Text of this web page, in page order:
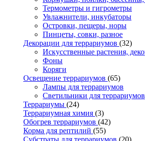
Термометры и гигрометры
Увлажнители, инкубаторы
Островки, пещеры, норы
Пинцеты, совки, разное
Декорации для террариумов (32)
Искусственные растения,
Фоны
Коряги
Освещение террариумов (65)
Лампы для террариумов
Светильники для террариумов
Террариумы (24)
Террариумная химия (3)
Обогрев террариумов (42)
Корма для рептилий (55)
Субстраты для террариумов (20)